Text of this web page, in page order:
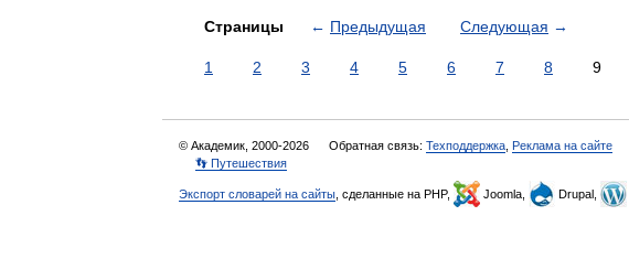
Страницы ← Предыдущая Следующая →
1 2 3 4 5 6 7 8 9
© Академик, 2000-2026 Обратная связь: Техподдержка Реклама на сайте
👣 Путешествия
Экспорт словарей на сайты , сделанные на PHP, Joomla, Drupal,